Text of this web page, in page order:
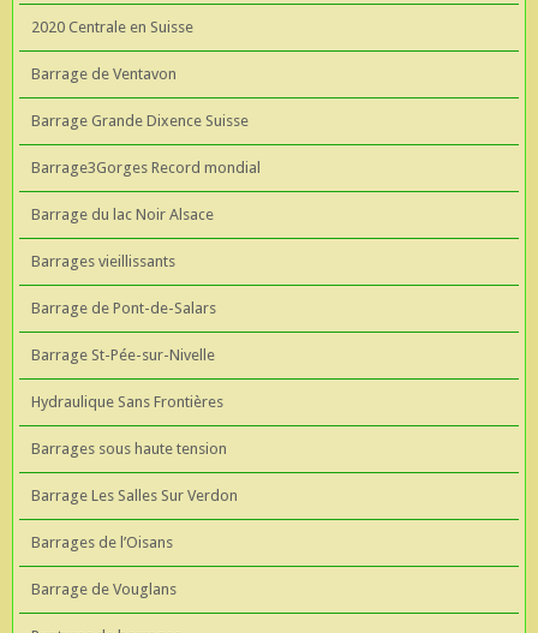
2020 Centrale en Suisse
Barrage de Ventavon
Barrage Grande Dixence Suisse
Barrage3Gorges Record mondial
Barrage du lac Noir Alsace
Barrages vieillissants
Barrage de Pont-de-Salars
Barrage St-Pée-sur-Nivelle
Hydraulique Sans Frontières
Barrages sous haute tension
Barrage Les Salles Sur Verdon
Barrages de l’Oisans
Barrage de Vouglans